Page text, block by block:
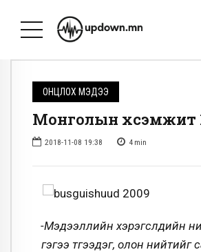
ОНЦЛОХ МЭДЭЭ
Монголын хүсэмжит
2018-11-08 19:38 4 min
-Мэдээллийн хэрэгслүүдийн
гэгээ түгээдэг, олон нийтийг